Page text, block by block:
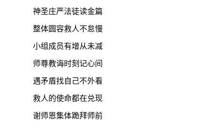
神圣庄严法徒读金篇
整体圆容救人不怠慢
小组成员有增从未减
师尊教诲时刻记心间
遇矛盾找自己不外看
救人的使命都在兑现
谢师恩集体跪拜师前